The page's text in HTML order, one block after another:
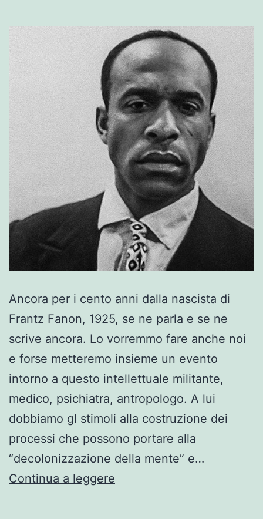
Ancora per i cento anni dalla nascista di
Frantz Fanon, 1925, se ne parla e se ne
scrive ancora. Lo vorremmo fare anche noi
e forse metteremo insieme un evento
intorno a questo intellettuale militante,
medico, psichiatra, antropologo. A lui
dobbiamo gl stimoli alla costruzione dei
processi che possono portare alla
“decolonizzazione della mente” e…
Continua a leggere